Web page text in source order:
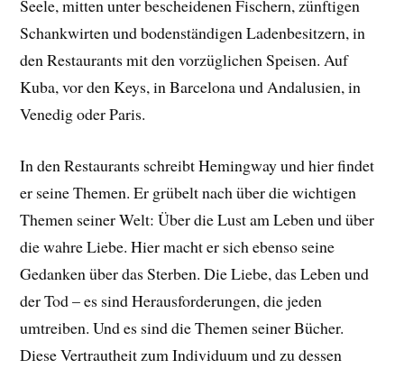
Seele, mitten unter bescheidenen Fischern, zünftigen
Schankwirten und bodenständigen Ladenbesitzern, in
den Restaurants mit den vorzüglichen Speisen. Auf
Kuba, vor den Keys, in Barcelona und Andalusien, in
Venedig oder Paris.
In den Restaurants schreibt Hemingway und hier findet
er seine Themen. Er grübelt nach über die wichtigen
Themen seiner Welt: Über die Lust am Leben und über
die wahre Liebe. Hier macht er sich ebenso seine
Gedanken über das Sterben. Die Liebe, das Leben und
der Tod – es sind Herausforderungen, die jeden
umtreiben. Und es sind die Themen seiner Bücher.
Diese Vertrautheit zum Individuum und zu dessen